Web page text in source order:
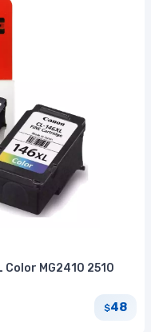
MG2410 2510
$48